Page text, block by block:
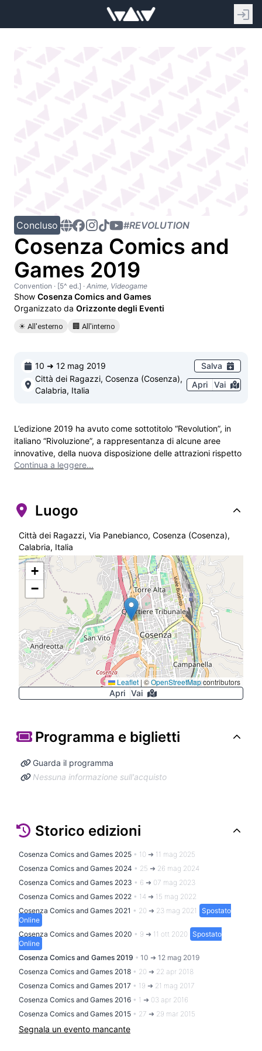
Concluso #REVOLUTION
Cosenza Comics and
Games 2019
Convention · [5^ ed.] · Anime, Videogame
Show Cosenza Comics and Games
Organizzato da Orizzonte degli Eventi
☀ All'esterno 🏢 All'interno
10 ➜ 12 mag 2019
Salva
Città dei Ragazzi, Cosenza (Cosenza),
Calabria, Italia
Apri Vai
L’edizione 2019 ha avuto come sottotitolo “Revolution”, in
italiano “Rivoluzione”, a rappresentanza di alcune aree
innovative, della nuova disposizione delle attrazioni rispetto
alle edizioni precedenti e al coinvolgimento di un numero
Continua a leggere...
Luogo
Città dei Ragazzi, Via Panebianco, Cosenza (Cosenza),
Calabria, Italia
+
−
Leaflet | ©OpenStreetMapcontributors
Apri
Vai
Programma e biglietti
Guarda il programma
Nessuna informazione sull'acquisto
Storico edizioni
Cosenza Comics and Games 2025 • 10 ➜ 11 mag 2025
Cosenza Comics and Games 2024 • 25 ➜ 26 mag 2024
Cosenza Comics and Games 2023 • 6 ➜ 07 mag 2023
Cosenza Comics and Games 2022 • 14 ➜ 15 mag 2022
Cosenza Comics and Games 2021 • 20 ➜ 23 mag 2021
Spostato
Online
Cosenza Comics and Games 2020 • 9 ➜ 11 ott 2020 Spostato
Online
Cosenza Comics and Games 2019 • 10 ➜ 12 mag 2019
Cosenza Comics and Games 2018 • 20 ➜ 22 apr 2018
Cosenza Comics and Games 2017 • 19 ➜ 21 mag 2017
Cosenza Comics and Games 2016 • 1 ➜ 03 apr 2016
Cosenza Comics and Games 2015 • 27 ➜ 29 mar 2015
Segnala un evento mancante